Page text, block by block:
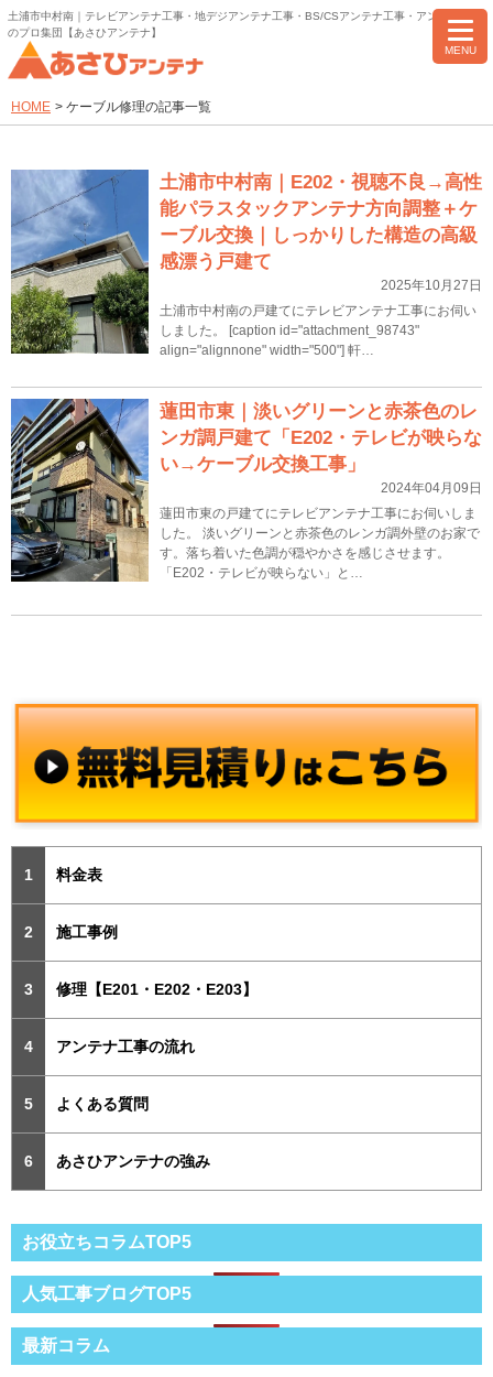
土浦市中村南｜テレビアンテナ工事・地デジアンテナ工事・BS/CSアンテナ工事・アンテナ修理
のプロ集団【あさひアンテナ】
MENU
HOME > ケーブル修理の記事一覧
土浦市中村南｜E202・視聴不良→高性
能パラスタックアンテナ方向調整＋ケ
ーブル交換｜しっかりした構造の高級
感漂う戸建て
2025年10月27日
土浦市中村南の戸建てにテレビアンテナ工事にお伺い
しました。 [caption id="attachment_98743"
align="alignnone" width="500"] 軒…
蓮田市東｜淡いグリーンと赤茶色のレ
ンガ調戸建て「E202・テレビが映らな
い→ケーブル交換工事」
2024年04月09日
蓮田市東の戸建てにテレビアンテナ工事にお伺いしま
した。 淡いグリーンと赤茶色のレンガ調外壁のお家で
す。落ち着いた色調が穏やかさを感じさせます。
「E202・テレビが映らない」と…
料金表
施工事例
修理【E201・E202・E203】
アンテナ工事の流れ
よくある質問
あさひアンテナの強み
お役立ちコラムTOP5
人気工事ブログTOP5
最新コラム